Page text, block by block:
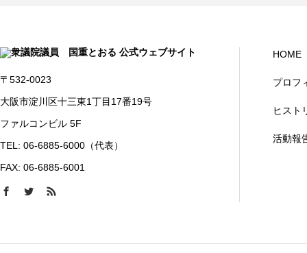
〒532-0023
大阪市淀川区十三東1丁目17番19号
ファルコンビル 5F
TEL: 06-6885-6000（代表）
FAX: 06-6885-6001
HOME
プロフ
ヒスト
活動報